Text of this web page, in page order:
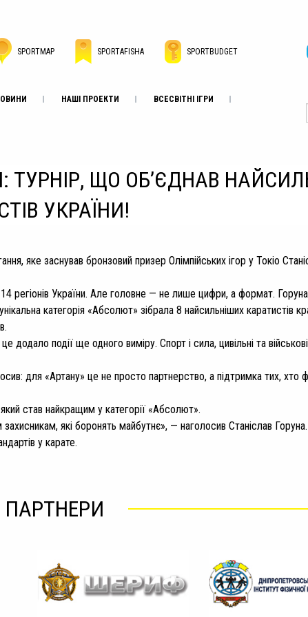
SPORTMAP SPORTAFISHA SPORTBUDGET
НАШІ ПРОЕКТИ ВСЕСВІТНІ ІГРИ
ТУРНІР, ЩО ОБ’ЄДНАВ
УКРАЇНИ!
яке заснував бронзовий призер Олімпійських ігор у Токіо
регіонів України. Але головне — не лише цифри, а формат.
категорія «Абсолют» зібрала 8 найсильніших каратистів
додало події ще одного виміру. Спорт і сила, цивільні та
для «Артану» це не просто партнерство, а підтримка тих,
став найкращим у категорії «Абсолют».
які боронять майбутнє», — наголосив Станіслав Горуна.
у карате.
ПАРТНЕРИ